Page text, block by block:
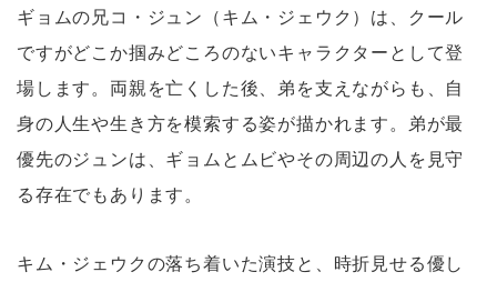
ギョムの兄コ・ジュン（キム・ジェウク）は、クール
ですがどこか掴みどころのないキャラクターとして登
場します。両親を亡くした後、弟を支えながらも、自
身の人生や生き方を模索する姿が描かれます。弟が最
優先のジュンは、ギョムとムビやその周辺の人を見守
る存在でもあります。
キム・ジェウクの落ち着いた演技と、時折見せる優し